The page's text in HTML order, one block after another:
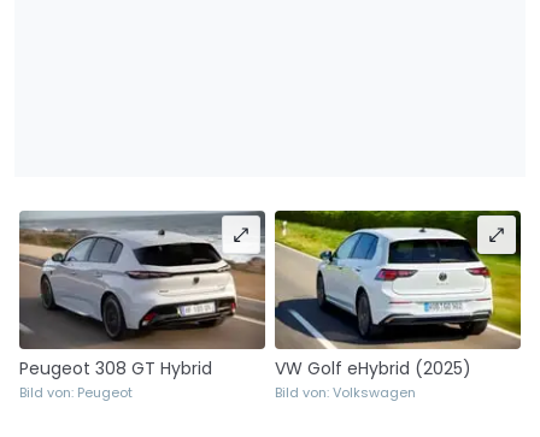
Peugeot 308 GT Hybrid
Bild von: Peugeot
VW Golf eHybrid (2025)
Bild von: Volkswagen